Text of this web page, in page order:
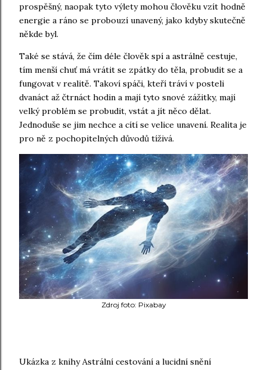
prospěšný, naopak tyto výlety mohou člověku vzít hodně
energie a ráno se probouzí unavený, jako kdyby skutečně
někde byl.
Také se stává, že čím déle člověk spí a astrálně cestuje,
tím menší chuť má vrátit se zpátky do těla, probudit se a
fungovat v realitě. Takoví spáči, kteří tráví v posteli
dvanáct až čtrnáct hodin a mají tyto snové zážitky, mají
velký problém se probudit, vstát a jít něco dělat.
Jednoduše se jim nechce a cítí se velice unavení. Realita je
pro ně z pochopitelných důvodů tíživá.
Zdroj foto: Pixabay
Ukázka z knihy Astrální cestování a lucidní snění